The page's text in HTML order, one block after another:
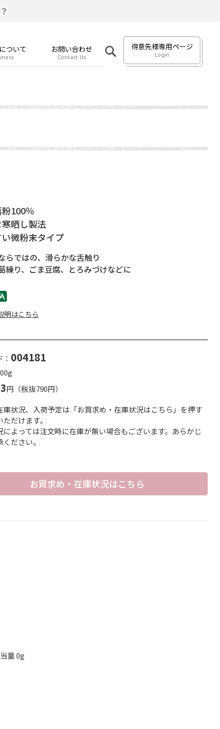
ついて お問い合わせ
Contact Us
得意先様専用ページ
Login
100％
晒し製法
微粉末タイプ
らではの、滑らかな舌触り
り、ごま豆腐、とろみづけなどに
明はこちら
004181
円（税抜790円）
状況、入荷予定は「お買求め・在庫状況はこちら」を押す
だけます。
よっては注文時に在庫が無い場合もございます。あらかじ
ださい。
お買求め・在庫状況はこちら
量 0g